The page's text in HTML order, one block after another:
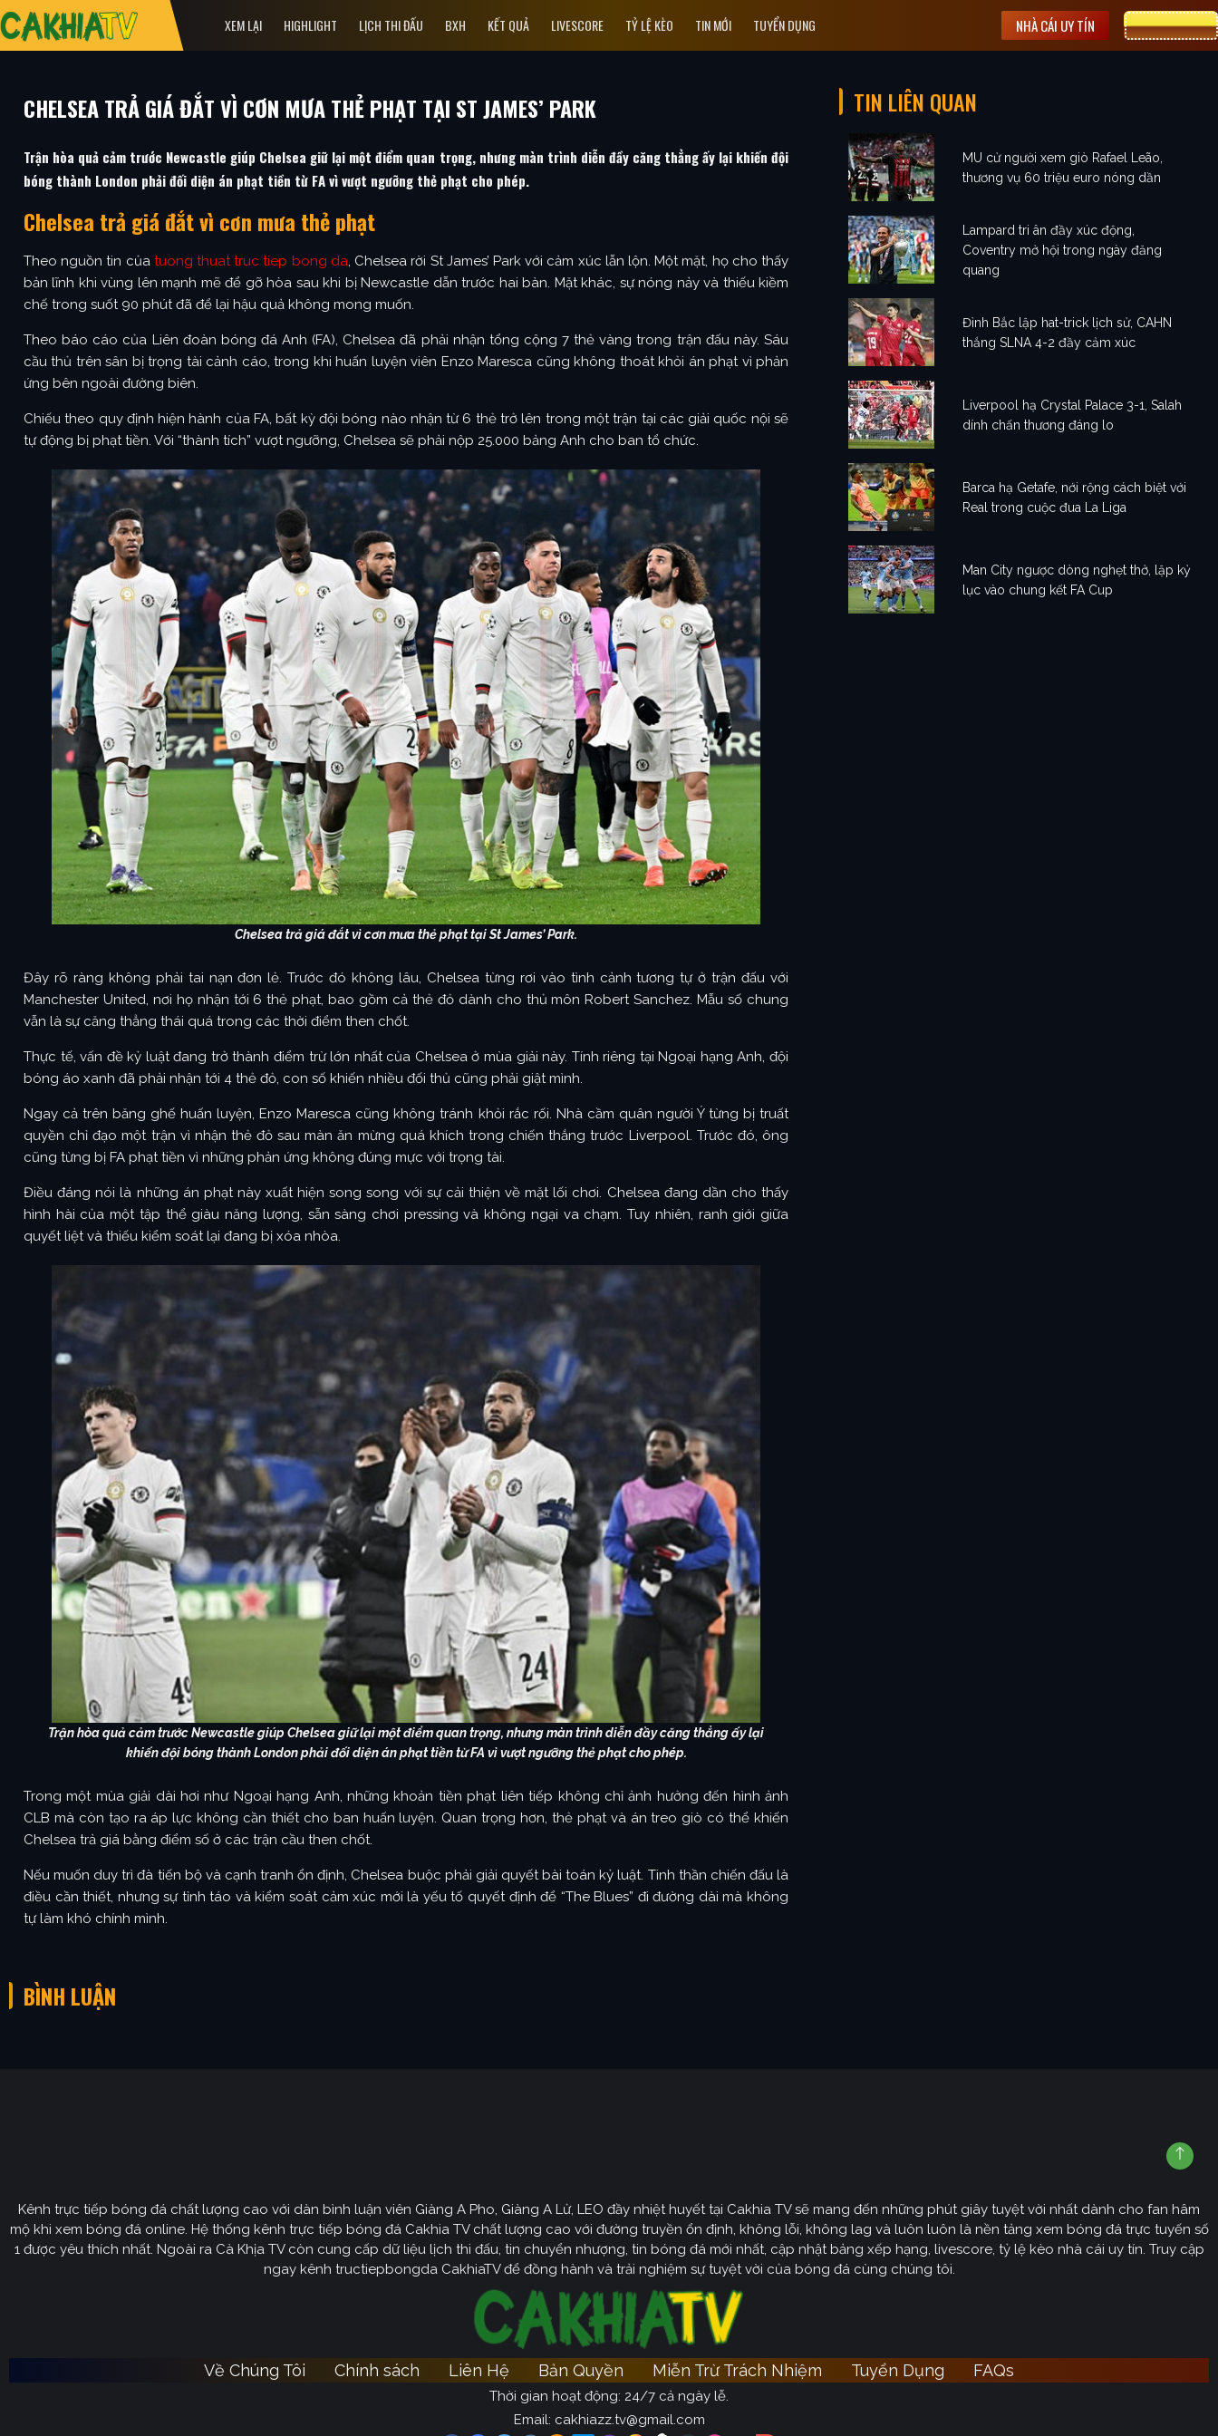
NHÀ CÁI UY TÍN CƯỢC 8XBET
XEM LẠI HIGHLIGHT LỊCH THI ĐẤU BXH KẾT QUẢ LIVESCORE TỶ LỆ KÈO TIN MỚI TUYỂN DỤNG
CHELSEA TRẢ GIÁ ĐẮT VÌ CƠN MƯA THẺ PHẠT TẠI ST JAMES’ PARK
Trận hòa quả cảm trước Newcastle giúp Chelsea giữ lại một điểm quan trọng, nhưng màn trình diễn đầy căng thẳng ấy lại khiến đội
bóng thành London phải đối diện án phạt tiền từ FA vì vượt ngưỡng thẻ phạt cho phép.
Chelsea trả giá đắt vì cơn mưa thẻ phạt
Theo nguồn tin của tuong thuat truc tiep bong da, Chelsea rời St James’ Park với cảm xúc lẫn lộn. Một mặt, họ cho thấy
bản lĩnh khi vùng lên mạnh mẽ để gỡ hòa sau khi bị Newcastle dẫn trước hai bàn. Mặt khác, sự nóng nảy và thiếu kiềm
chế trong suốt 90 phút đã để lại hậu quả không mong muốn.
Theo báo cáo của Liên đoàn bóng đá Anh (FA), Chelsea đã phải nhận tổng cộng 7 thẻ vàng trong trận đấu này. Sáu
cầu thủ trên sân bị trọng tài cảnh cáo, trong khi huấn luyện viên Enzo Maresca cũng không thoát khỏi án phạt vì phản
ứng bên ngoài đường biên.
Chiếu theo quy định hiện hành của FA, bất kỳ đội bóng nào nhận từ 6 thẻ trở lên trong một trận tại các giải quốc nội sẽ
tự động bị phạt tiền. Với “thành tích” vượt ngưỡng, Chelsea sẽ phải nộp 25.000 bảng Anh cho ban tổ chức.
Chelsea trả giá đắt vì cơn mưa thẻ phạt tại St James’ Park.
Đây rõ ràng không phải tai nạn đơn lẻ. Trước đó không lâu, Chelsea từng rơi vào tình cảnh tương tự ở trận đấu với
Manchester United, nơi họ nhận tới 6 thẻ phạt, bao gồm cả thẻ đỏ dành cho thủ môn Robert Sanchez. Mẫu số chung
vẫn là sự căng thẳng thái quá trong các thời điểm then chốt.
Thực tế, vấn đề kỷ luật đang trở thành điểm trừ lớn nhất của Chelsea ở mùa giải này. Tính riêng tại Ngoại hạng Anh, đội
bóng áo xanh đã phải nhận tới 4 thẻ đỏ, con số khiến nhiều đối thủ cũng phải giật mình.
Ngay cả trên băng ghế huấn luyện, Enzo Maresca cũng không tránh khỏi rắc rối. Nhà cầm quân người Ý từng bị truất
quyền chỉ đạo một trận vì nhận thẻ đỏ sau màn ăn mừng quá khích trong chiến thắng trước Liverpool. Trước đó, ông
cũng từng bị FA phạt tiền vì những phản ứng không đúng mực với trọng tài.
Điều đáng nói là những án phạt này xuất hiện song song với sự cải thiện về mặt lối chơi. Chelsea đang dần cho thấy
hình hài của một tập thể giàu năng lượng, sẵn sàng chơi pressing và không ngại va chạm. Tuy nhiên, ranh giới giữa
quyết liệt và thiếu kiểm soát lại đang bị xóa nhòa.
Trận hòa quả cảm trước Newcastle giúp Chelsea giữ lại một điểm quan trọng, nhưng màn trình diễn đầy căng thẳng ấy lại
khiến đội bóng thành London phải đối diện án phạt tiền từ FA vì vượt ngưỡng thẻ phạt cho phép.
Trong một mùa giải dài hơi như Ngoại hạng Anh, những khoản tiền phạt liên tiếp không chỉ ảnh hưởng đến hình ảnh
CLB mà còn tạo ra áp lực không cần thiết cho ban huấn luyện. Quan trọng hơn, thẻ phạt và án treo giò có thể khiến
Chelsea trả giá bằng điểm số ở các trận cầu then chốt.
Nếu muốn duy trì đà tiến bộ và cạnh tranh ổn định, Chelsea buộc phải giải quyết bài toán kỷ luật. Tinh thần chiến đấu là
điều cần thiết, nhưng sự tỉnh táo và kiểm soát cảm xúc mới là yếu tố quyết định để “The Blues” đi đường dài mà không
tự làm khó chính mình.
BÌNH LUẬN
TIN LIÊN QUAN
MU cử người xem giò Rafael Leão,
thương vụ 60 triệu euro nóng dần
Lampard tri ân đầy xúc động,
Coventry mở hội trong ngày đăng
quang
Đình Bắc lập hat-trick lịch sử, CAHN
thắng SLNA 4-2 đầy cảm xúc
Liverpool hạ Crystal Palace 3-1, Salah
dính chấn thương đáng lo
Barca hạ Getafe, nới rộng cách biệt với
Real trong cuộc đua La Liga
Man City ngược dòng nghẹt thở, lập kỷ
lục vào chung kết FA Cup
Kênh trực tiếp bóng đá chất lượng cao với dàn bình luận viên Giàng A Pho, Giàng A Lử, LEO đầy nhiệt huyết tại Cakhia TV sẽ mang đến những phút giây tuyệt vời nhất dành cho fan hâm
mộ khi xem bóng đá online. Hệ thống kênh trực tiếp bóng đá Cakhia TV chất lượng cao với đường truyền ổn định, không lỗi, không lag và luôn luôn là nền tảng xem bóng đá trực tuyến số
1 được yêu thích nhất. Ngoài ra Cà Khịa TV còn cung cấp dữ liệu lịch thi đấu, tin chuyển nhượng, tin bóng đá mới nhất, cập nhật bảng xếp hạng, livescore, tỷ lệ kèo nhà cái uy tín. Truy cập
ngay kênh tructiepbongda CakhiaTV để đồng hành và trải nghiệm sự tuyệt vời của bóng đá cùng chúng tôi.
Về Chúng Tôi Chính sách Liên Hệ Bản Quyền Miễn Trừ Trách Nhiệm Tuyển Dụng FAQs
Thời gian hoạt động: 24/7 cả ngày lễ.
Email: cakhiazz.tv@gmail.com